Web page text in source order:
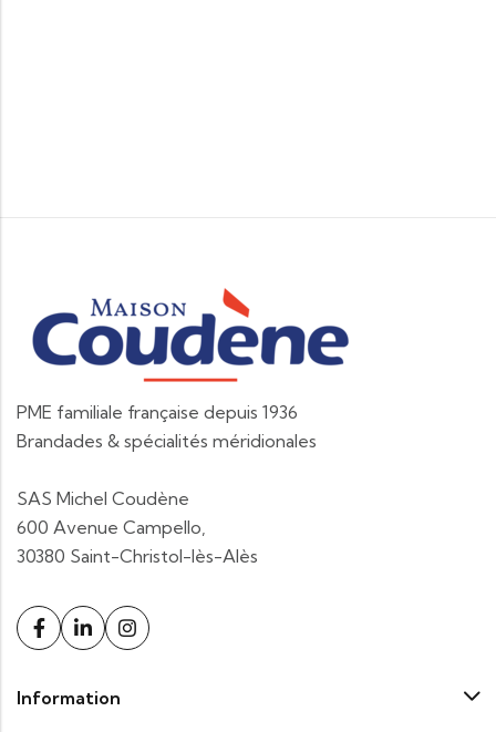
PME familiale française depuis 1936
Brandades & spécialités méridionales
SAS Michel Coudène
600 Avenue Campello,
30380 Saint-Christol-lès-Alès
Information